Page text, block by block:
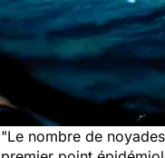
"Le nombre de